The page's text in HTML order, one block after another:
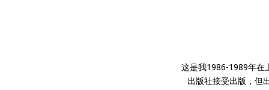
这是我1986-1989年在
出版社接受出版，但